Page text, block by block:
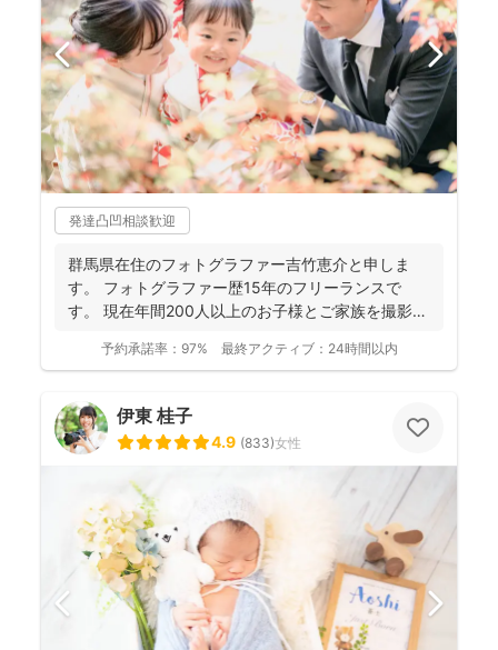
発達凸凹相談歓迎
群馬県在住のフォトグラファー吉竹恵介と申しま
す。 フォトグラファー歴15年のフリーランスで
す。 現在年間200人以上のお子様とご家族を撮影し
予約承諾率： 97% 最終アクティブ： 24時間以内
伊東 桂子
4.9 (833)女性